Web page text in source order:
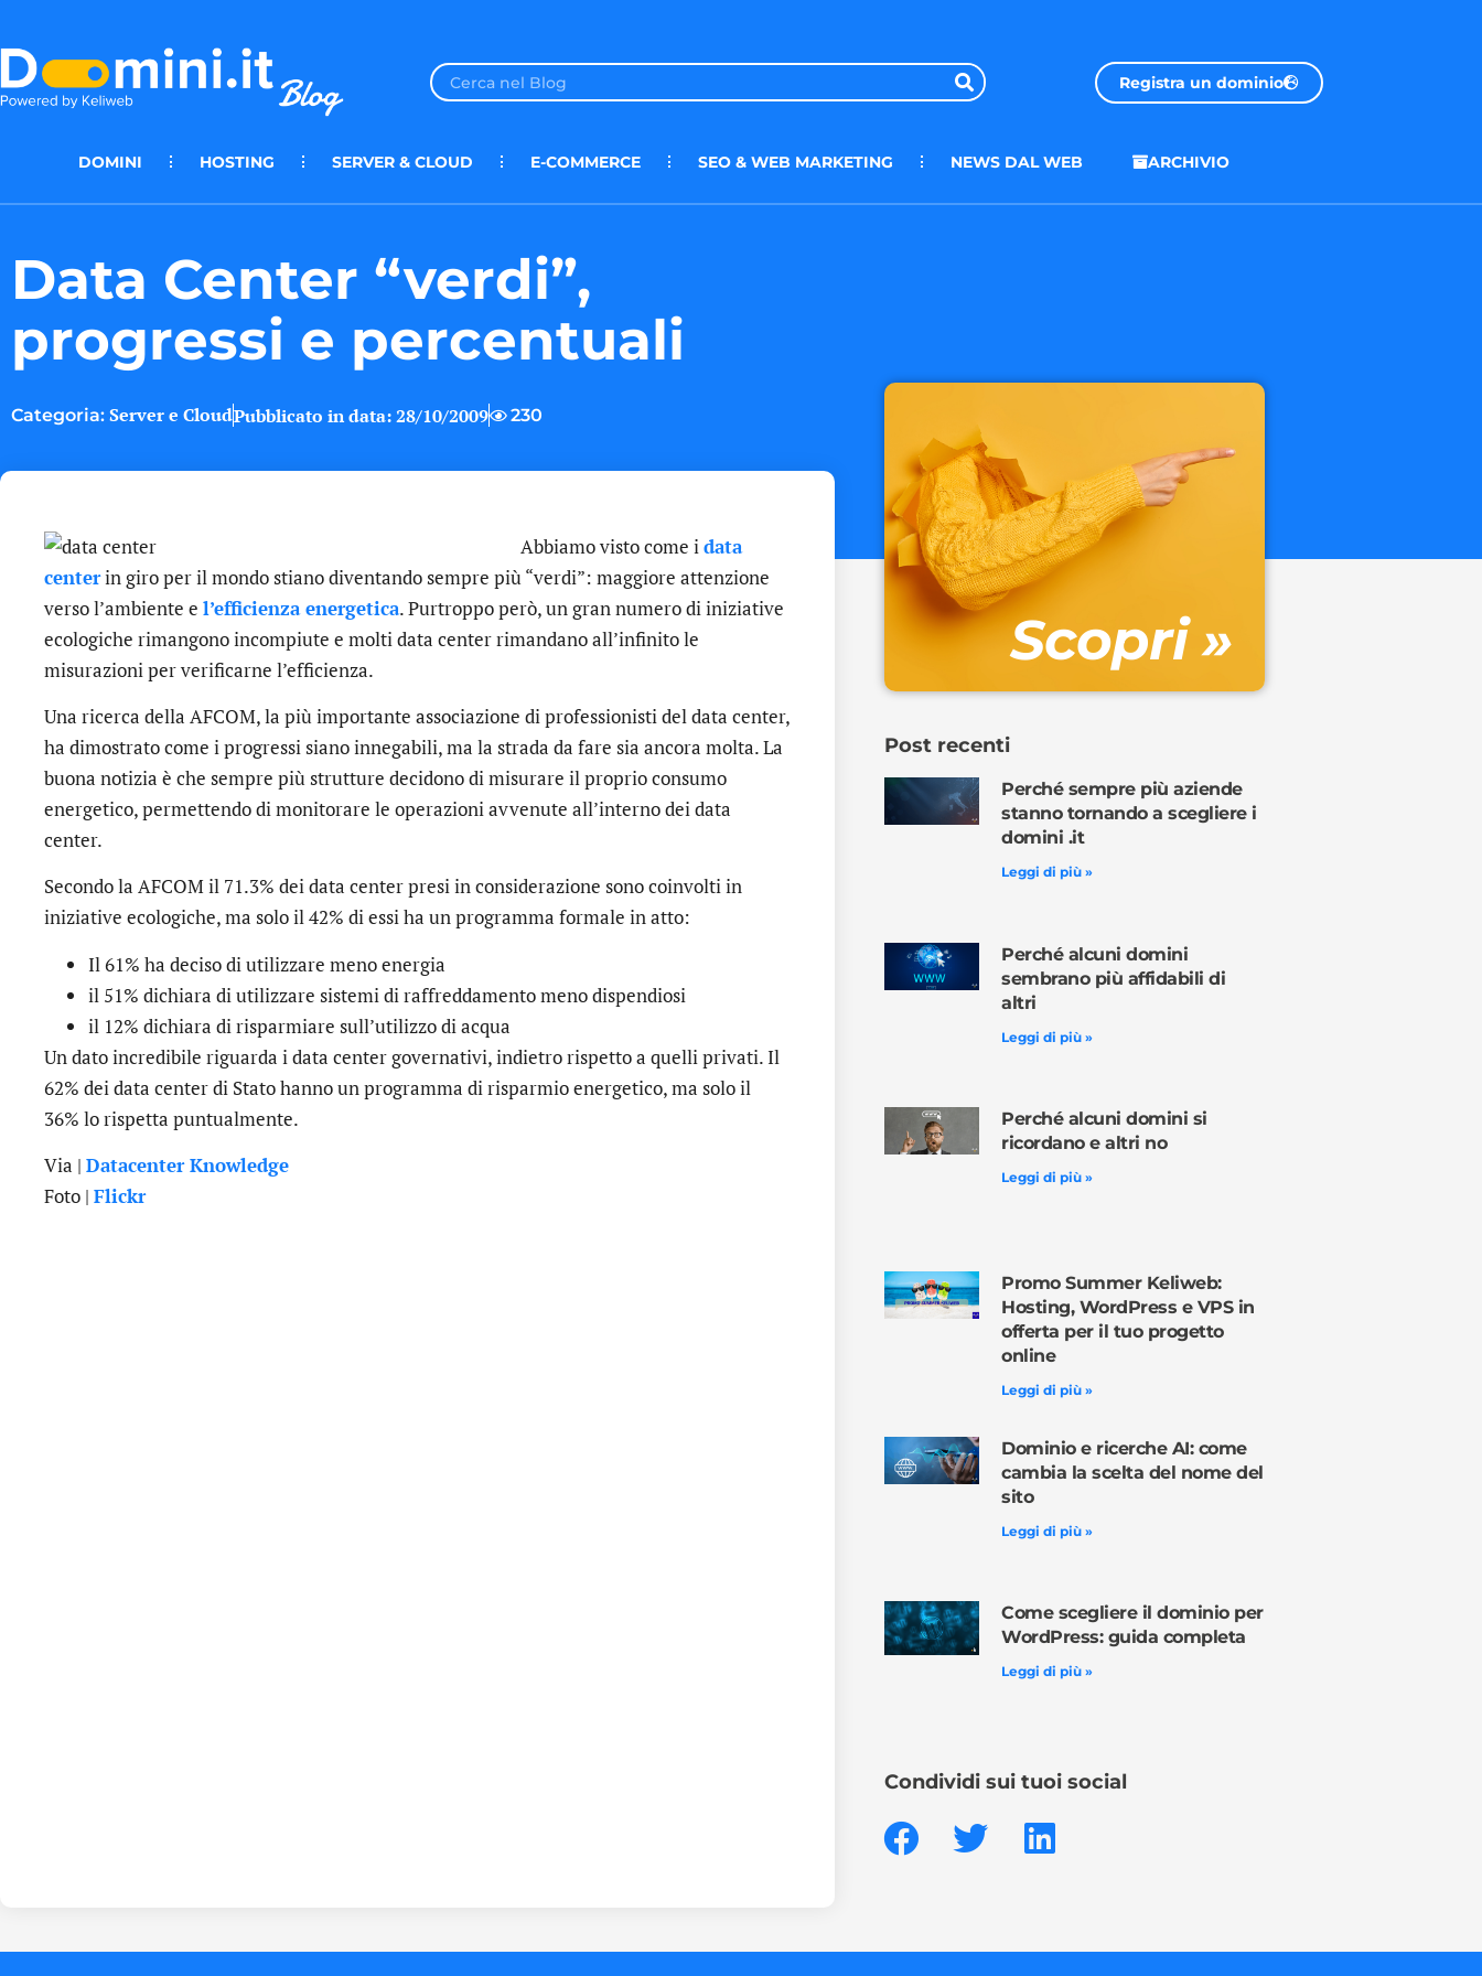
Registra un dominio
DOMINI HOSTING SERVER & CLOUD E-COMMERCE SEO & WEB MARKETING NEWS DAL WEB ARCHIVIO
Data Center “verdi”,
progressi e percentuali
Categoria: Server e CloudPubblicato in data:28/10/2009 230
Abbiamo visto come i data
centerin giro per il mondo stiano diventando sempre più “verdi”: maggiore attenzione
verso l’ambiente e l’efficienza energetica. Purtroppo però, un gran numero di iniziative
ecologiche rimangono incompiute e molti data center rimandano all’infinito le
misurazioni per verificarne l’efficienza.
Una ricerca della AFCOM, la più importante associazione di professionisti del data center,
ha dimostrato come i progressi siano innegabili, ma la strada da fare sia ancora molta. La
buona notizia è che sempre più strutture decidono di misurare il proprio consumo
energetico, permettendo di monitorare le operazioni avvenute all’interno dei data
center.
Secondo la AFCOM il 71.3% dei data center presi in considerazione sono coinvolti in
iniziative ecologiche, ma solo il 42% di essi ha un programma formale in atto:
Il 61% ha deciso di utilizzare meno energia
il 51% dichiara di utilizzare sistemi di raffreddamento meno dispendiosi
il 12% dichiara di risparmiare sull’utilizzo di acqua
Un dato incredibile riguarda i data center governativi, indietro rispetto a quelli privati. Il
62% dei data center di Stato hanno un programma di risparmio energetico, ma solo il
36% lo rispetta puntualmente.
Via | Datacenter Knowledge
Foto | Flickr
Scopri »
Post recenti
Perché sempre più aziende
stanno tornando a scegliere i
domini .it
Leggi di più »
Perché alcuni domini
sembrano più affidabili di
altri
Leggi di più »
Perché alcuni domini si
ricordano e altri no
Leggi di più »
Promo Summer Keliweb:
Hosting, WordPress e VPS in
offerta per il tuo progetto
online
Leggi di più »
Dominio e ricerche AI: come
cambia la scelta del nome del
sito
Leggi di più »
Come scegliere il dominio per
WordPress: guida completa
Leggi di più »
Condividi sui tuoi social